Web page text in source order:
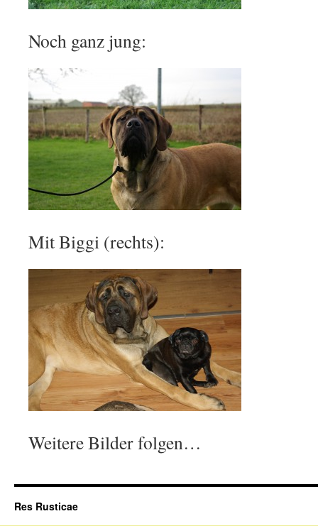
Noch ganz jung:
Mit Biggi (rechts):
Weitere Bilder folgen…
Res Rusticae